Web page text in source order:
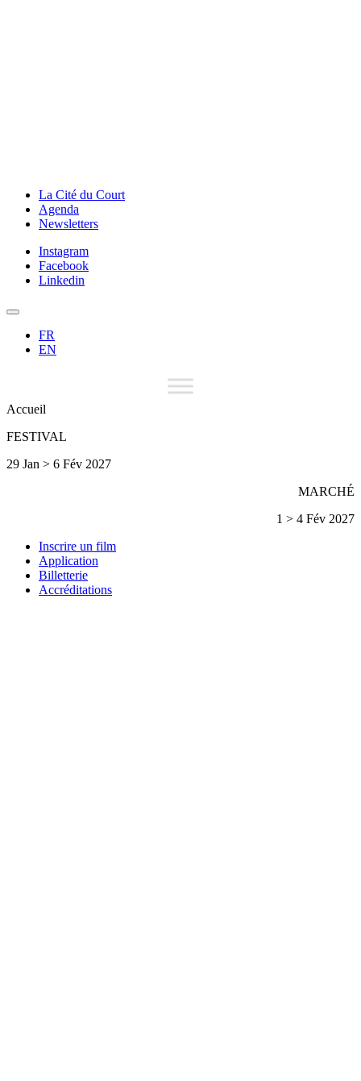
La Cité du Court
Agenda
Newsletters
Instagram
Facebook
Linkedin
FR
EN
Accueil
FESTIVAL
29 Jan > 6 Fév 2027
MARCHÉ
1 > 4 Fév 2027
Inscrire un film
Application
Billetterie
Accréditations